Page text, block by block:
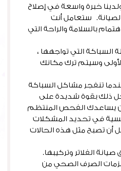
خبرة واسعة في إصلاح
ستعامل أنت
بالسلامة والراحة التي
التي تواجهها ،
وسيتم ترك مكانك
تنفجر مشاكل السباكة
ذلك بقوة شديدة على
يساعدك الفحص المنتظم
في تحديد المشكلات
أن تصبح مثل هذه الحالات
الفلاتر وتركيبها.
الصرف الصحي من